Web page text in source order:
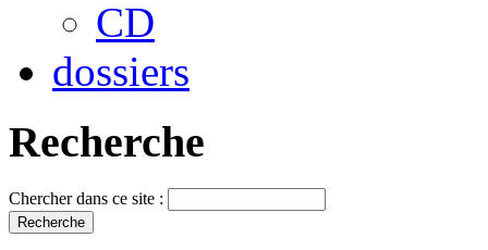
CD
dossiers
Recherche
Chercher dans ce site :